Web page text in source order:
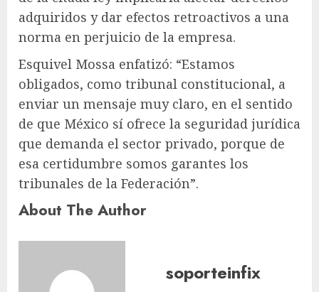
adquiridos y dar efectos retroactivos a una
norma en perjuicio de la empresa.
Esquivel Mossa enfatizó: “Estamos
obligados, como tribunal constitucional, a
enviar un mensaje muy claro, en el sentido
de que México sí ofrece la seguridad jurídica
que demanda el sector privado, porque de
esa certidumbre somos garantes los
tribunales de la Federación”.
About The Author
soporteinfix